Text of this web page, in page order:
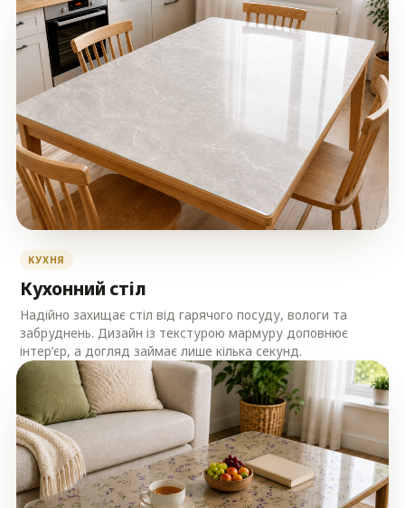
КУХНЯ
Кухонний стіл
Надійно захищає стіл від гарячого посуду, вологи та
забруднень. Дизайн із текстурою мармуру доповнює
інтер’єр, а догляд займає лише кілька секунд.